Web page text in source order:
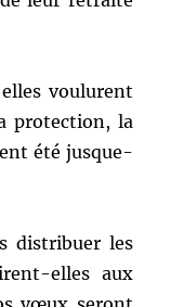
voulurent
protection, la
été jusque-
distribuer les
elles aux